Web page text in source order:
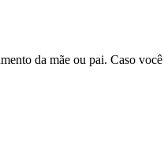
da mãe ou pai. Caso